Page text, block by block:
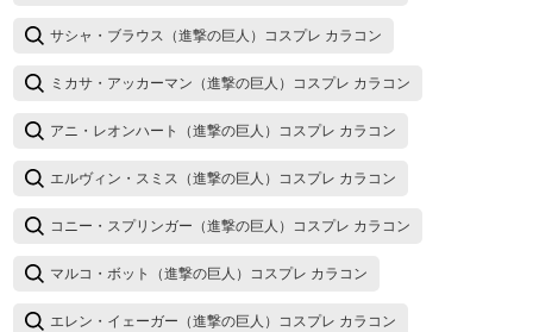
サシャ・ブラウス（進撃の巨人）コスプレ カラコン
ミカサ・アッカーマン（進撃の巨人）コスプレ カラコン
アニ・レオンハート（進撃の巨人）コスプレ カラコン
エルヴィン・スミス（進撃の巨人）コスプレ カラコン
コニー・スプリンガー（進撃の巨人）コスプレ カラコン
マルコ・ボット（進撃の巨人）コスプレ カラコン
エレン・イェーガー（進撃の巨人）コスプレ カラコン